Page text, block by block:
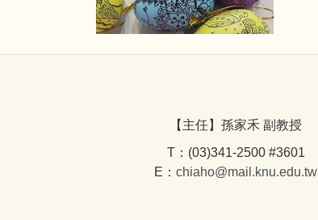
【主任】孫家禾 副教授
T：(03)341-2500 #3601
E： chiaho@mail.knu.edu.tw